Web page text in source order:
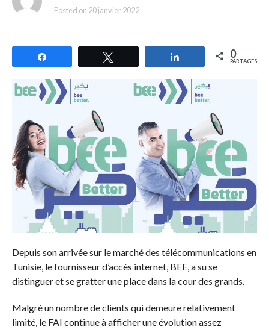
Posted on 20 janvier 2022
Partagez 0
PARTAGES
Depuis son arrivée sur le marché des télécommunications en
Tunisie, le fournisseur d’accès internet, BEE, a su se
distinguer et se gratter une place dans la cour des grands.
Malgré un nombre de clients qui demeure relativement
limité, le FAI continue à afficher une évolution assez